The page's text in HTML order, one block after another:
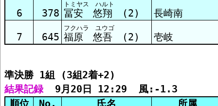
予選1組 結果
予選3組 結果
6 378
トミヤス ハルト
冨安 悠翔 (2) 長崎南
7 645
フクハラ ユウゴ
福原 悠吾 (2) 壱岐
準決勝 1組 (3組2着+2)
結果記録
  9月20日 12:29  風:-1.3